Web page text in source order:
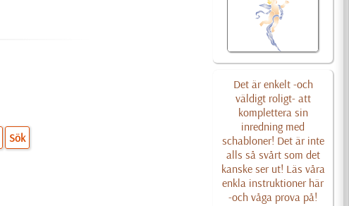
Det är enkelt -och
väldigt roligt- att
komplettera sin
inredning med
schabloner! Det är inte
alls så svårt som det
kanske ser ut! Läs våra
enkla instruktioner här
-och våga prova på!
Sök